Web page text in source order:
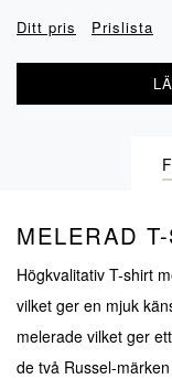
Ditt pris Prislista
MELERAD
Högkvalitativ T-shirt
vilket ger en mjuk
melerade vilket ger
de två Russel-